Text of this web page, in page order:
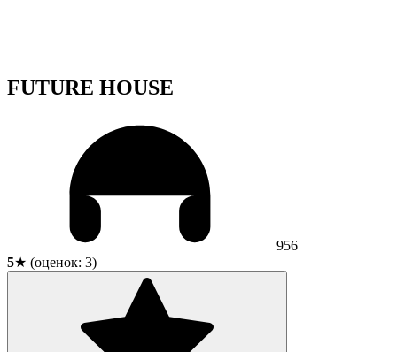
FUTURE HOUSE
956
5★ (оценок: 3)